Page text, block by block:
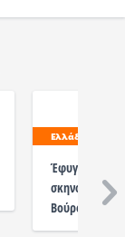
Ελλάδα
Έφυγε από τη
σκηνοθέτης
Βούρος